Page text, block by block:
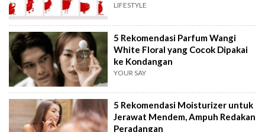
LIFESTYLE
5 Rekomendasi Parfum Wangi
White Floral yang Cocok Dipakai
ke Kondangan
YOUR SAY
5 Rekomendasi Moisturizer untuk
Jerawat Mendem, Ampuh Redakan
Peradangan